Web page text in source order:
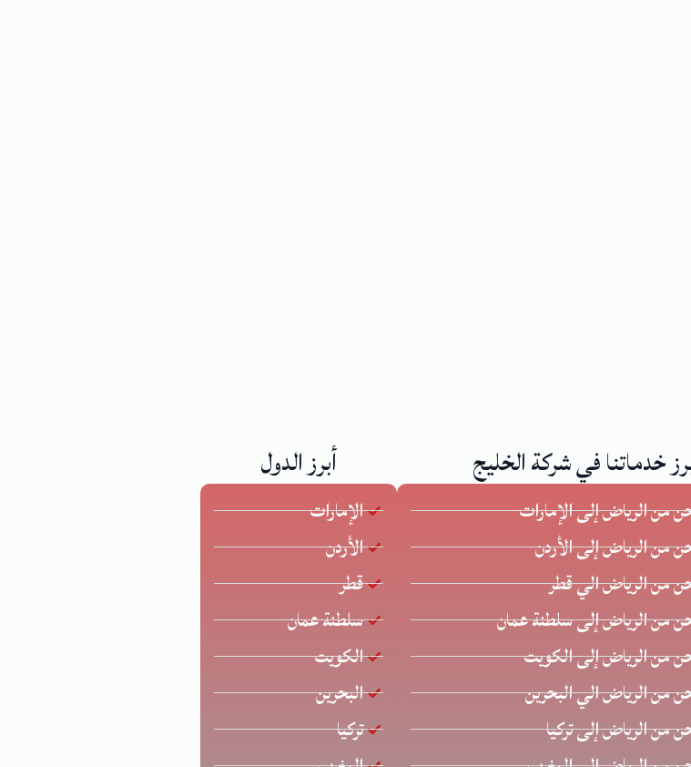
خدماتنا في شركة الخليج
من الرياض إلى الإمارات
من الرياض إلى الأردن
من الرياض الي قطر
من الرياض إلى سلطنة عمان
من الرياض إلى الكويت
من الرياض الي البحرين
من الرياض إلى تركيا
أبرز الدول
الإمارات
الأردن
قطر
سلطنة عمان
الكويت
البحرين
تركيا